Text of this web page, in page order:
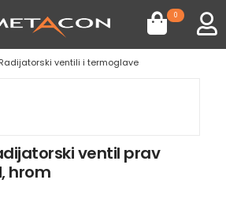
0
Radijatorski ventili i termoglave
ventil prav
hrom